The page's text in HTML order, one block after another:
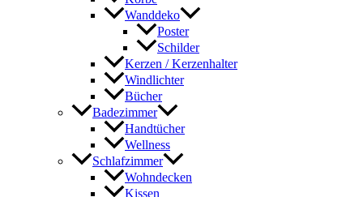
Wanddeko
Poster
Schilder
Kerzen / Kerzenhalter
Windlichter
Bücher
Badezimmer
Handtücher
Wellness
Schlafzimmer
Wohndecken
Kissen